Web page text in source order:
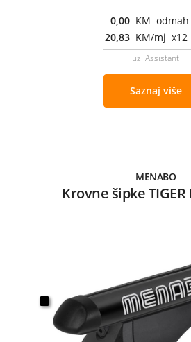
0,00 KM odmah
20,83 KM/mj x12
uz Assistant
Saznaj više
MENABO
Krovne šipke TIGER